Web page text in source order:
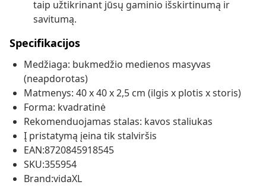
taip užtikrinant jūsų gaminio išskirtinumą ir
savitumą.
Specifikacijos
Medžiaga: bukmedžio medienos masyvas
(neapdorotas)
Matmenys: 40 x 40 x 2,5 cm (ilgis x plotis x storis)
Forma: kvadratinė
Rekomenduojamas stalas: kavos staliukas
Į pristatymą įeina tik stalviršis
EAN:8720845918545
SKU:355954
Brand:vidaXL